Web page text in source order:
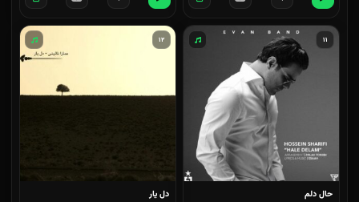
۱۱
حال دلم
۱۲
دل یار